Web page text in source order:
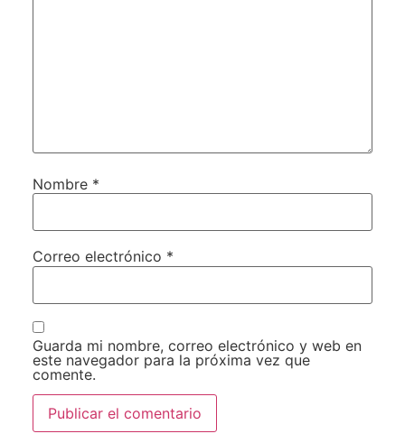
Nombre *
Correo electrónico *
Guarda mi nombre, correo electrónico y web en
este navegador para la próxima vez que
comente.